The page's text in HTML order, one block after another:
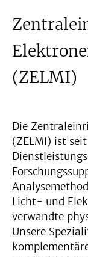
(ZELMI)
Die
(ZELMI) ist
Licht- und
verwandte
Unsere